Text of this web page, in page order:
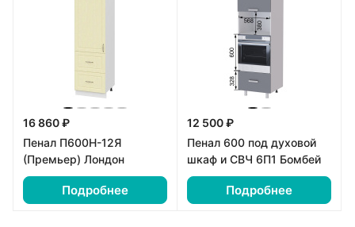
16 860 ₽
Пенал П600Н-12Я
(Премьер) Лондон
Подробнее
12 500 ₽
Пенал 600 под духовой
шкаф и СВЧ 6П1 Бомбей
Подробнее